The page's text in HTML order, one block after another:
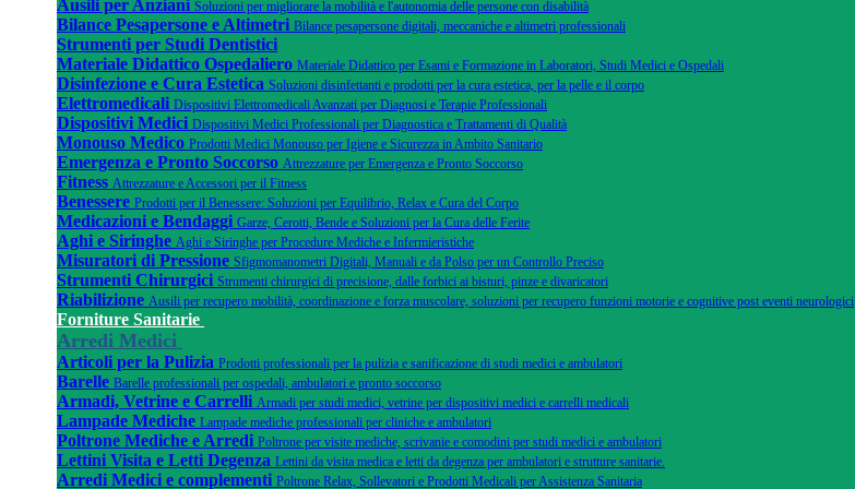
Ausili per Anziani Soluzioni per migliorare la mobilità e l'autonomia delle persone con disabilità
Bilance Pesapersone e Altimetri Bilance pesapersone digitali, meccaniche e altimetri professionali
Strumenti per Studi Dentistici
Materiale Didattico Ospedaliero Materiale Didattico per Esami e Formazione in Laboratori, Studi Medici e Ospedali
Disinfezione e Cura Estetica Soluzioni disinfettanti e prodotti per la cura estetica, per la pelle e il corpo
Elettromedicali Dispositivi Elettromedicali Avanzati per Diagnosi e Terapie Professionali
Dispositivi Medici Dispositivi Medici Professionali per Diagnostica e Trattamenti di Qualità
Monouso Medico Prodotti Medici Monouso per Igiene e Sicurezza in Ambito Sanitario
Emergenza e Pronto Soccorso Attrezzature per Emergenza e Pronto Soccorso
Fitness Attrezzature e Accessori per il Fitness
Benessere Prodotti per il Benessere: Soluzioni per Equilibrio, Relax e Cura del Corpo
Medicazioni e Bendaggi Garze, Cerotti, Bende e Soluzioni per la Cura delle Ferite
Aghi e Siringhe Aghi e Siringhe per Procedure Mediche e Infermieristiche
Misuratori di Pressione Sfigmomanometri Digitali, Manuali e da Polso per un Controllo Preciso
Strumenti Chirurgici Strumenti chirurgici di precisione, dalle forbici ai bisturi, pinze e divaricatori
Riabilizione Ausili per recupero mobilità, coordinazione e forza muscolare, soluzioni per recupero funzioni motorie e cognitive post eventi neurologici
Forniture Sanitarie
Arredi Medici
Articoli per la Pulizia Prodotti professionali per la pulizia e sanificazione di studi medici e ambulatori
Barelle Barelle professionali per ospedali, ambulatori e pronto soccorso
Armadi, Vetrine e Carrelli Armadi per studi medici, vetrine per dispositivi medici e carrelli medicali
Lampade Mediche Lampade mediche professionali per cliniche e ambulatori
Poltrone Mediche e Arredi Poltrone per visite mediche, scrivanie e comodini per studi medici e ambulatori
Lettini Visita e Letti Degenza Lettini da visita medica e letti da degenza per ambulatori e strutture sanitarie.
Arredi Medici e complementi Poltrone Relax, Sollevatori e Prodotti Medicali per Assistenza Sanitaria